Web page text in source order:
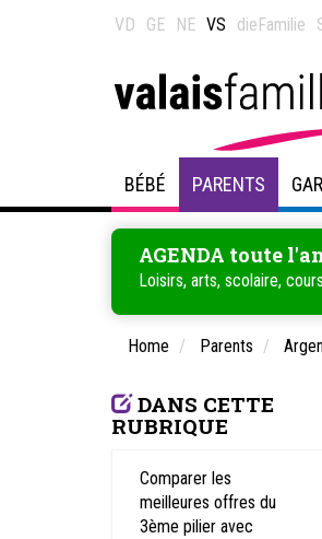
VD GE NE VS dieFamilie
BÉBÉ PARENTS
AGENDA toute
Loisirs, arts, scolaire,
Home Parents
DANS CETTE
RUBRIQUE
Comparer les
meilleures offres du
3ème pilier avec